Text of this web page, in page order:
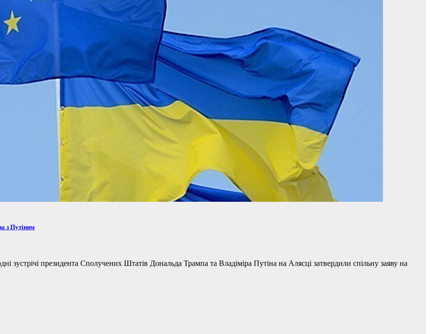
з Путіним
зустрічі президента Сполучених Штатів Дональда Трампа та Владіміра Путіна на Алясці затвердили спільну заяву на